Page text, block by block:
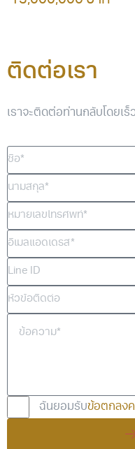
ติดต่อเรา
เราจะติดต่อท่านกลับโดยเร็
ฉันยอมรับข้อตกลง